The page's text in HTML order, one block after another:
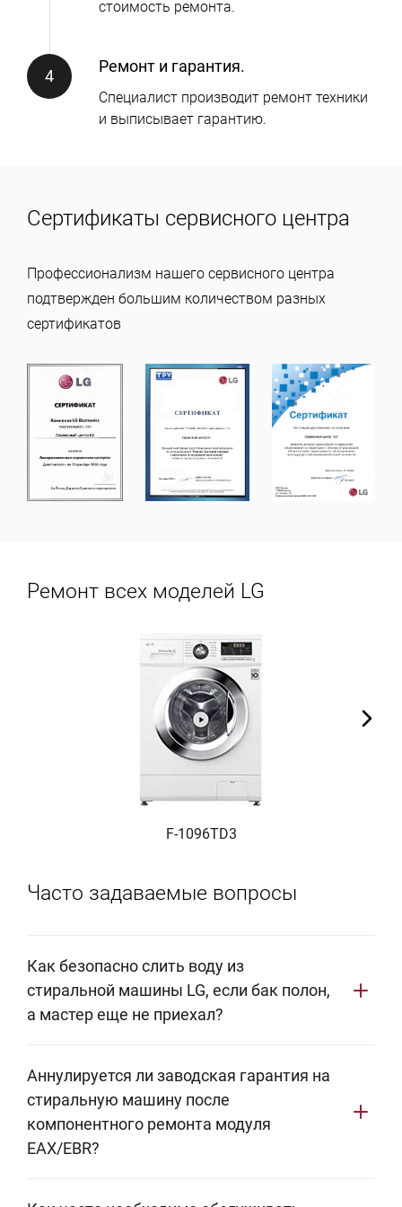
стоимость ремонта.
Ремонт и гарантия.
Специалист производит ремонт техники
и выписывает гарантию.
Сертификаты сервисного центра
Профессионализм нашего сервисного центра
подтвержден большим количеством разных
сертификатов
Ремонт всех моделей LG
F-1096TD3
Часто задаваемые вопросы
Как безопасно слить воду из
стиральной машины LG, если бак полон,
а мастер еще не приехал?
технический люк, где находится система Coin Trap.
Достаньте тонкий шланг аварийного слива,
снимите заглушку и слейте воду в плоскую емкость
(например, поддон). Только после полного сброса
Аннулируется ли заводская гарантия на
стиральную машину после
компонентного ремонта модуля
EAX/EBR?